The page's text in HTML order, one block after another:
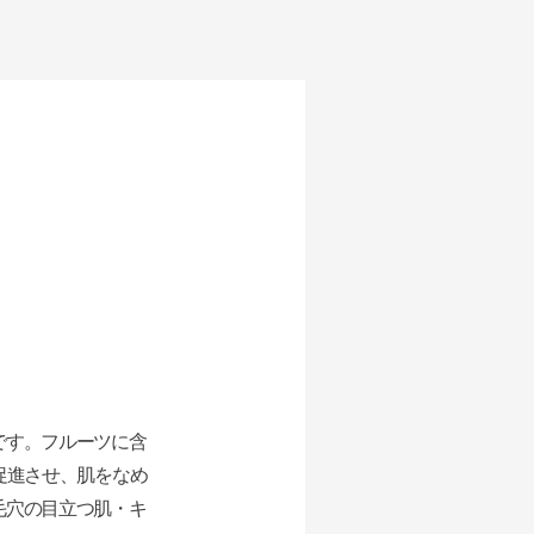
。フルーツに含
進させ、肌をなめ
の目立つ肌・キ